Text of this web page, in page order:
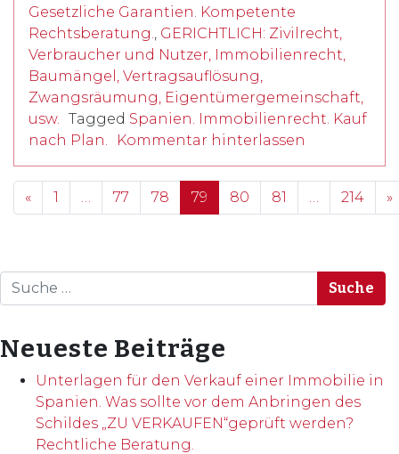
Gesetzliche Garantien. Kompetente
Rechtsberatung., GERICHTLICH: Zivilrecht,
Verbraucher und Nutzer, Immobilienrecht,
Baumängel, Vertragsauflösung,
Zwangsräumung, Eigentümergemeinschaft,
usw. Tagged Spanien. Immobilienrecht. Kauf
nach Plan.
Kommentar hinterlassen
Posts navigation
« 1 … 77 78 79 80 81 … 214 »
Suche
Neueste Beiträge
Unterlagen für den Verkauf einer Immobilie in
Spanien. Was sollte vor dem Anbringen des
Schildes „ZU VERKAUFEN“geprüft werden?
Rechtliche Beratung.